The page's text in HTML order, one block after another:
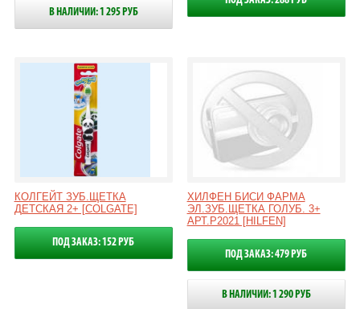
В НАЛИЧИИ: 1 295 РУБ
КОЛГЕЙТ ЗУБ.ЩЕТКА
ДЕТСКАЯ 2+ [COLGATE]
ПОД ЗАКАЗ: 152 РУБ
ХИЛФЕН БИСИ ФАРМА
ЭЛ.ЗУБ.ЩЕТКА ГОЛУБ. 3+
АРТ.Р2021 [HILFEN]
ПОД ЗАКАЗ: 479 РУБ
В НАЛИЧИИ: 1 290 РУБ